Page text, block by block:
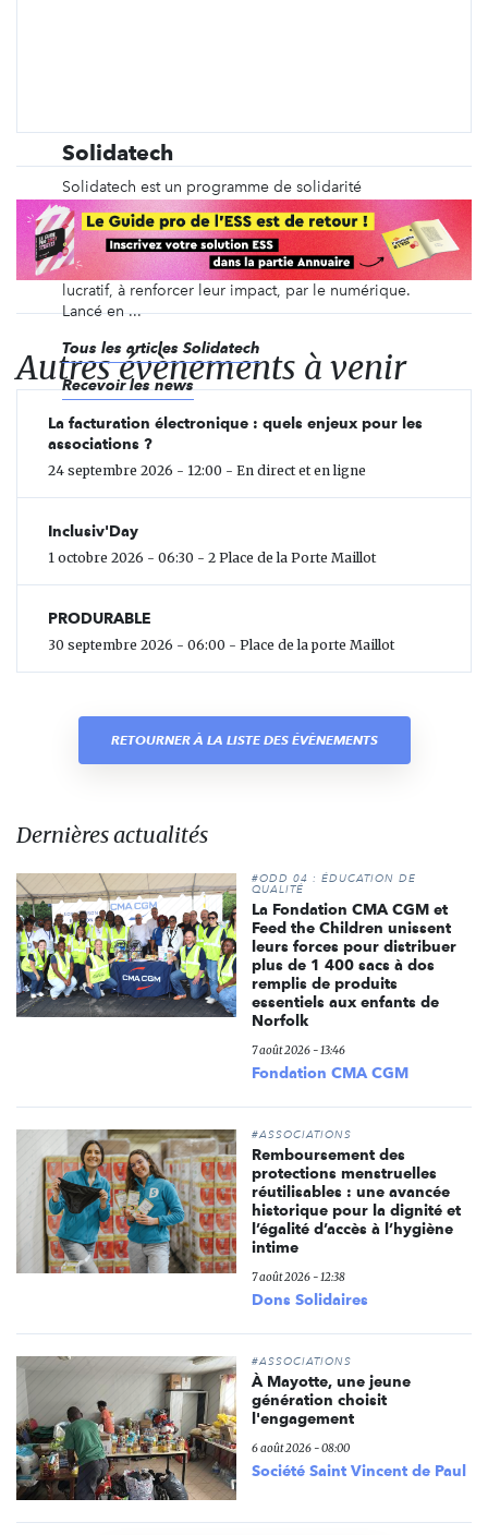
Solidatech
Solidatech est un programme de solidarité
numérique dédié aux associations, fondations
reconnues d’utilité publique, fonds de dotation et
bibliothèques publiques françaises. Nous avons
pour mission d’aider ces organisations à but non
lucratif, à renforcer leur impact, par le numérique.
Lancé en ...
Tous les articles Solidatech
Recevoir les news
Autres évènements à venir
La facturation électronique : quels enjeux pour les
associations ?
24 septembre 2026 - 12:00 - En direct et en ligne
Inclusiv'Day
1 octobre 2026 - 06:30 - 2 Place de la Porte Maillot
PRODURABLE
30 septembre 2026 - 06:00 - Place de la porte Maillot
RETOURNER À LA LISTE DES ÉVÈNEMENTS
Dernières actualités
#ODD 04 : ÉDUCATION DE
QUALITÉ
La Fondation CMA CGM et
Feed the Children unissent
leurs forces pour distribuer
plus de 1 400 sacs à dos
remplis de produits
essentiels aux enfants de
Norfolk
7 août 2026 - 13:46
Fondation CMA CGM
#ASSOCIATIONS
Remboursement des
protections menstruelles
réutilisables : une avancée
historique pour la dignité et
l’égalité d’accès à l’hygiène
intime
7 août 2026 - 12:38
Dons Solidaires
#ASSOCIATIONS
À Mayotte, une jeune
génération choisit
l'engagement
6 août 2026 - 08:00
Société Saint Vincent de Paul